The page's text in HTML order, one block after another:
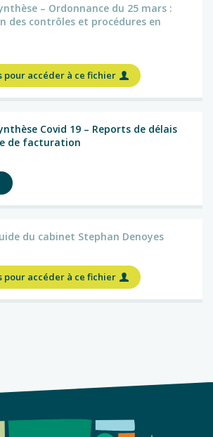
– Ordonnance du 25 mars :
des contrôles et procédures en
pour accéder à ce fichier
Covid 19 – Reports de délais
de facturation
du cabinet Stephan Denoyes
pour accéder à ce fichier